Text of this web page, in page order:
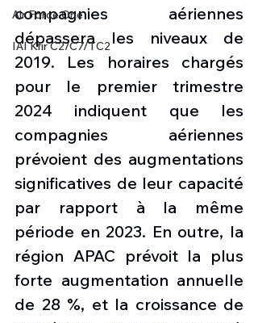
Air Force One
IAI Kfir C2/C7/TC2
compagnies aériennes
dépassera les niveaux de
2019. Les horaires chargés
pour le premier trimestre
2024 indiquent que les
compagnies aériennes
prévoient des augmentations
significatives de leur capacité
par rapport à la même
période en 2023. En outre, la
région APAC prévoit la plus
forte augmentation annuelle
de 28 %, et la croissance de